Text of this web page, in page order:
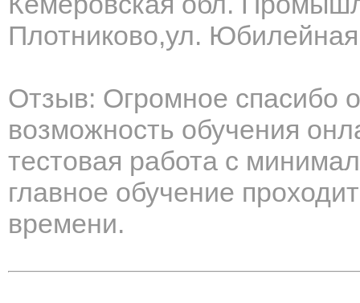
Плотниково,ул.
Отзыв: Огромное спасибо
возможность обучения
тестовая работа с
главное обучение
времени.